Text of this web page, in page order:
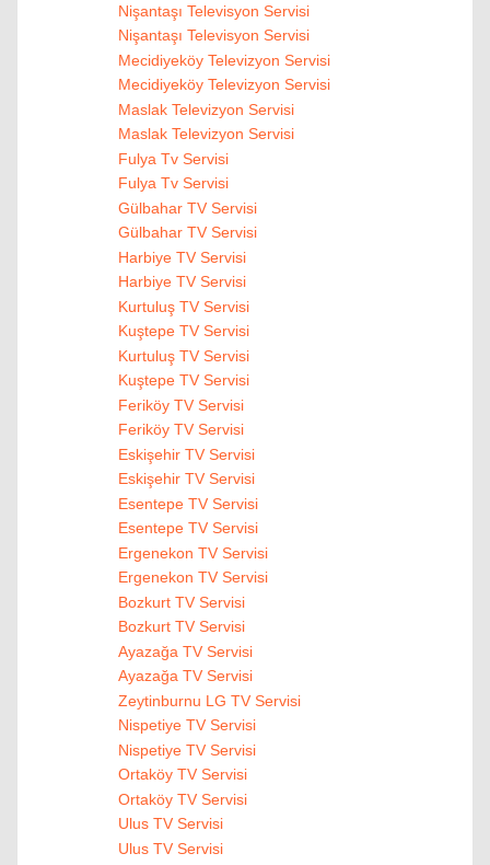
Nişantaşı Televisyon Servisi
Nişantaşı Televisyon Servisi
Mecidiyeköy Televizyon Servisi
Mecidiyeköy Televizyon Servisi
Maslak Televizyon Servisi
Maslak Televizyon Servisi
Fulya Tv Servisi
Fulya Tv Servisi
Gülbahar TV Servisi
Gülbahar TV Servisi
Harbiye TV Servisi
Harbiye TV Servisi
Kurtuluş TV Servisi
Kuştepe TV Servisi
Kurtuluş TV Servisi
Kuştepe TV Servisi
Feriköy TV Servisi
Feriköy TV Servisi
Eskişehir TV Servisi
Eskişehir TV Servisi
Esentepe TV Servisi
Esentepe TV Servisi
Ergenekon TV Servisi
Ergenekon TV Servisi
Bozkurt TV Servisi
Bozkurt TV Servisi
Ayazağa TV Servisi
Ayazağa TV Servisi
Zeytinburnu LG TV Servisi
Nispetiye TV Servisi
Nispetiye TV Servisi
Ortaköy TV Servisi
Ortaköy TV Servisi
Ulus TV Servisi
Ulus TV Servisi